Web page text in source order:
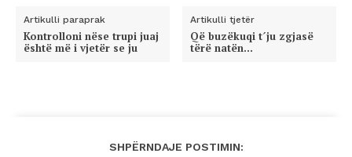
Artikulli paraprak
Kontrolloni nëse trupi juaj
është më i vjetër se ju
Artikulli tjetër
Që buzëkuqi t´ju zgjasë
tërë natën…
SHPËRNDAJE POSTIMIN: